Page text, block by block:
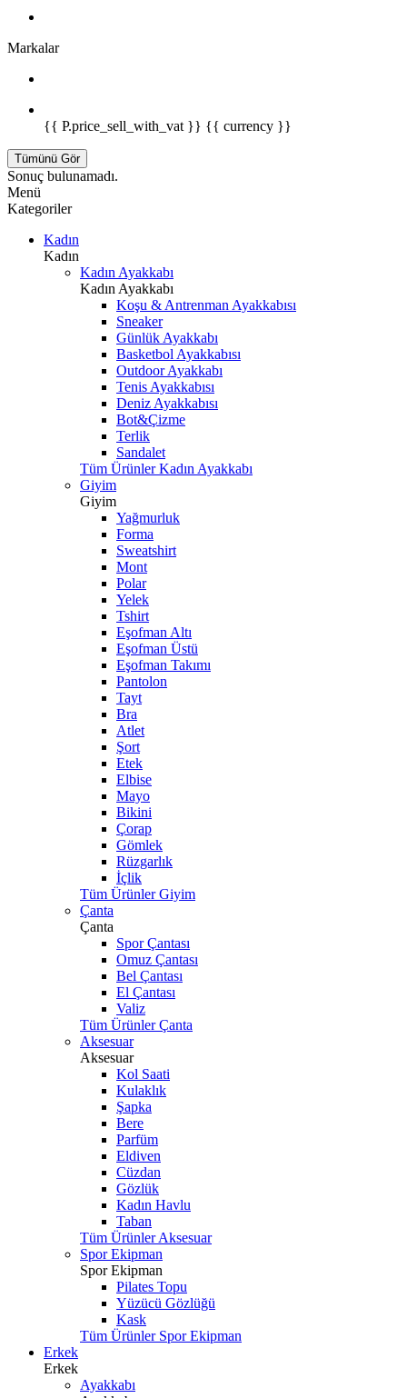
Markalar
{{ P.price_sell_with_vat }} {{ currency }}
Tümünü Gör
Sonuç bulunamadı.
Menü
Kategoriler
Kadın
Kadın
Kadın Ayakkabı
Kadın Ayakkabı
Koşu & Antrenman Ayakkabısı
Sneaker
Günlük Ayakkabı
Basketbol Ayakkabısı
Outdoor Ayakkabı
Tenis Ayakkabısı
Deniz Ayakkabısı
Bot&Çizme
Terlik
Sandalet
Tüm Ürünler Kadın Ayakkabı
Giyim
Giyim
Yağmurluk
Forma
Sweatshirt
Mont
Polar
Yelek
Tshirt
Eşofman Altı
Eşofman Üstü
Eşofman Takımı
Pantolon
Tayt
Bra
Atlet
Şort
Etek
Elbise
Mayo
Bikini
Çorap
Gömlek
Rüzgarlık
İçlik
Tüm Ürünler Giyim
Çanta
Çanta
Spor Çantası
Omuz Çantası
Bel Çantası
El Çantası
Valiz
Tüm Ürünler Çanta
Aksesuar
Aksesuar
Kol Saati
Kulaklık
Şapka
Bere
Parfüm
Eldiven
Cüzdan
Gözlük
Kadın Havlu
Taban
Tüm Ürünler Aksesuar
Spor Ekipman
Spor Ekipman
Pilates Topu
Yüzücü Gözlüğü
Kask
Tüm Ürünler Spor Ekipman
Erkek
Erkek
Ayakkabı